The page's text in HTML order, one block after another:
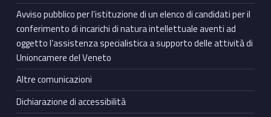
Avviso pubblico per l’istituzione di un elenco di candidati per il
conferimento di incarichi di natura intellettuale aventi ad
oggetto l’assistenza specialistica a supporto delle attività di
Unioncamere del Veneto
Altre comunicazioni
Dichiarazione di accessibilità